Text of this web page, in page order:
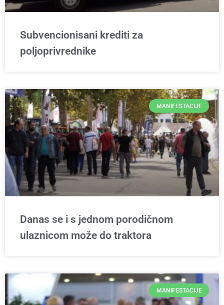
Subvencionisani krediti za
poljoprivrednike
MANIFESTACIJE
Danas se i s jednom porodičnom
ulaznicom može do traktora
MANIFESTACIJE